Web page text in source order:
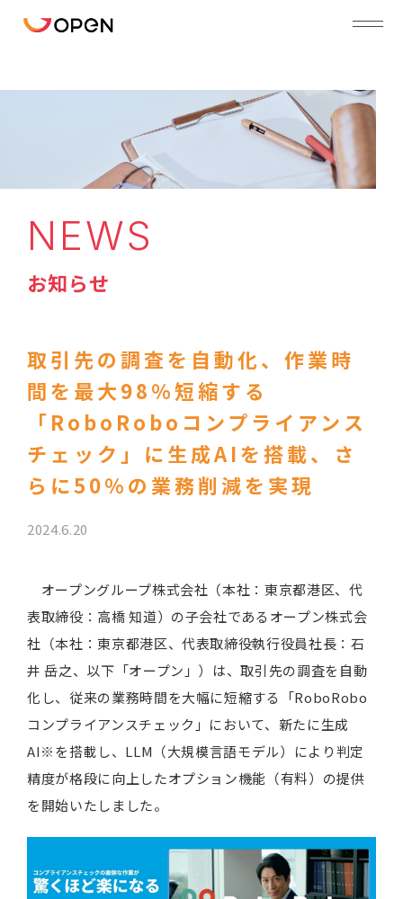
NEWS
お知らせ
取引先の調査を自動化、作業時
間を最大98％短縮する
「RoboRoboコンプライアンス
チェック」に生成AIを搭載、さ
らに50％の業務削減を実現
2024.6.20
オープングループ株式会社（本社：東京都港区、代
表取締役：高橋 知道）の子会社であるオープン株式会
社（本社：東京都港区、代表取締役執行役員社長：石
井 岳之、以下「オープン」）は、取引先の調査を自動
化し、従来の業務時間を大幅に短縮する「RoboRobo
コンプライアンスチェック」において、新たに生成
AI※を搭載し、LLM（大規模言語モデル）により判定
精度が格段に向上したオプション機能（有料）の提供
を開始いたしました。